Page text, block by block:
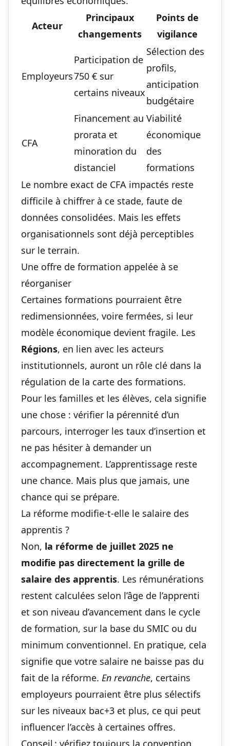
Acteur
Principaux
changements
Points de
vigilance
Employeurs
Participation de
750 € sur
certains niveaux
Sélection des
profils,
anticipation
budgétaire
CFA
Financement au
prorata et
minoration du
distanciel
Viabilité
économique
des
formations
Le nombre exact de CFA impactés reste
difficile à chiffrer à ce stade, faute de
données consolidées. Mais les effets
organisationnels sont déjà perceptibles
sur le terrain.
Une offre de formation appelée à se
réorganiser
Certaines formations pourraient être
redimensionnées, voire fermées, si leur
modèle économique devient fragile. Les
Régions, en lien avec les acteurs
institutionnels, auront un rôle clé dans la
régulation de la carte des formations.
Pour les familles et les élèves, cela signifie
une chose : vérifier la pérennité d’un
parcours, interroger les taux d’insertion et
ne pas hésiter à demander un
accompagnement. L’apprentissage reste
une chance. Mais plus que jamais, une
chance qui se prépare.
La réforme modifie-t-elle le salaire des
apprentis ?
Non, la réforme de juillet 2025 ne
modifie pas directement la grille de
salaire des apprentis. Les rémunérations
restent calculées selon l’âge de l’apprenti
et son niveau d’avancement dans le cycle
de formation, sur la base du SMIC ou du
minimum conventionnel. En pratique, cela
signifie que votre salaire ne baisse pas du
fait de la réforme. En revanche, certains
employeurs pourraient être plus sélectifs
sur les niveaux bac+3 et plus, ce qui peut
influencer l’accès à certaines offres.
Conseil : vérifiez toujours la convention